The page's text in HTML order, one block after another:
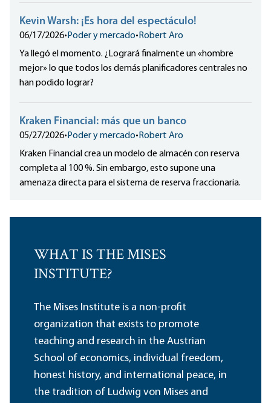
Kevin Warsh: ¡Es hora del espectáculo!
06/17/2026• Poder y mercado• Robert Aro
Ya llegó el momento. ¿Logrará finalmente un «hombre
mejor» lo que todos los demás planificadores centrales no
han podido lograr?
Kraken Financial: más que un banco
05/27/2026• Poder y mercado• Robert Aro
Kraken Financial crea un modelo de almacén con reserva
completa al 100 %. Sin embargo, esto supone una
amenaza directa para el sistema de reserva fraccionaria.
WHAT IS THE MISES
INSTITUTE?
The Mises Institute is a non-profit
organization that exists to promote
teaching and research in the Austrian
School of economics, individual freedom,
honest history, and international peace, in
the tradition of Ludwig von Mises and